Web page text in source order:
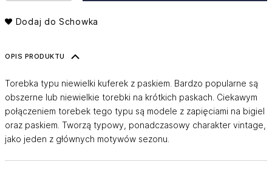
Dodaj do Schowka
OPIS PRODUKTU
Torebka typu niewielki kuferek z paskiem. Bardzo popularne są
obszerne lub niewielkie torebki na krótkich paskach. Ciekawym
połączeniem torebek tego typu są modele z zapięciami na bigiel
oraz paskiem. Tworzą typowy, ponadczasowy charakter vintage,
jako jeden z głównych motywów sezonu.